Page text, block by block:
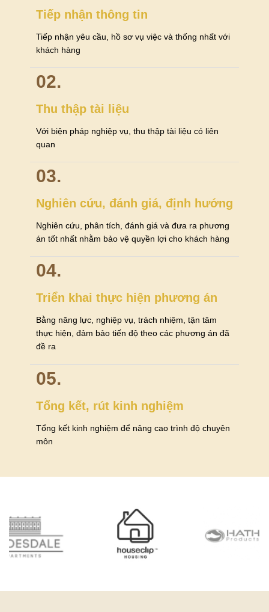
Tiếp nhận thông tin
Tiếp nhận yêu cầu, hồ sơ vụ việc và thống nhất với
khách hàng
02.
Thu thập tài liệu
Với biện pháp nghiệp vụ, thu thập tài liệu có liên
quan
03.
Nghiên cứu, đánh giá, định hướng
Nghiên cứu, phân tích, đánh giá và đưa ra phương
án tốt nhất nhằm bảo vệ quyền lợi cho khách hàng
04.
Triển khai thực hiện phương án
Bằng năng lực, nghiệp vụ, trách nhiệm, tận tâm
thực hiện, đảm bảo tiến độ theo các phương án đã
đề ra
05.
Tổng kết, rút kinh nghiệm
Tổng kết kinh nghiệm để nâng cao trình độ chuyên
môn